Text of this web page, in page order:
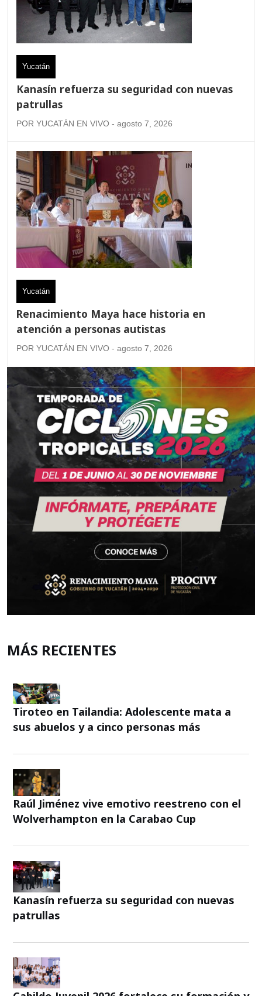
Yucatán
Kanasín refuerza su seguridad con nuevas
patrullas
POR YUCATÁN EN VIVO - agosto 7, 2026
Yucatán
Renacimiento Maya hace historia en
atención a personas autistas
POR YUCATÁN EN VIVO - agosto 7, 2026
MÁS RECIENTES
Tiroteo en Tailandia: Adolescente mata a
sus abuelos y a cinco personas más
Raúl Jiménez vive emotivo reestreno con el
Wolverhampton en la Carabao Cup
Kanasín refuerza su seguridad con nuevas
patrullas